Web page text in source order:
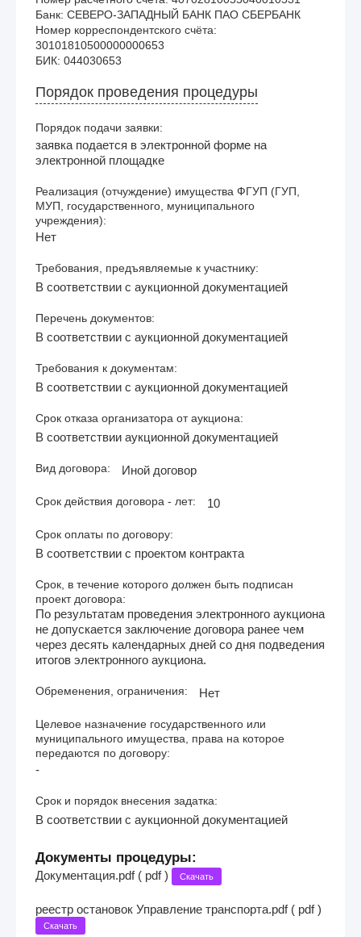
Банк: СЕВЕРО-ЗАПАДНЫЙ БАНК ПАО СБЕРБАНК
Номер корреспондентского счёта:
30101810500000000653
Порядок проведения процедуры
Порядок подачи заявки:
заявка подается в электронной форме на
электронной площадке
Реализация (отчуждение) имущества ФГУП (ГУП,
МУП, государственного, муниципального
учреждения):
Нет
Требования, предъявляемые к участнику:
В соответствии с аукционной документацией
Перечень документов:
В соответствии с аукционной документацией
Требования к документам:
В соответствии с аукционной документацией
Срок отказа организатора от аукциона:
В соответствии аукционной документацией
Вид договора: Иной договор
Срок действия договора - лет: 10
Срок оплаты по договору:
В соответствии с проектом контракта
Срок, в течение которого должен быть подписан
проект договора:
По результатам проведения электронного аукциона
не допускается заключение договора ранее чем
через десять календарных дней со дня подведения
итогов электронного аукциона.
Обременения, ограничения: Нет
Целевое назначение государственного или
муниципального имущества, права на которое
передаются по договору:
-
Срок и порядок внесения задатка:
В соответствии с аукционной документацией
Документы процедуры:
Документация.pdf ( pdf ) Скачать
реестр остановок Управление транспорта.pdf ( pdf )
Скачать